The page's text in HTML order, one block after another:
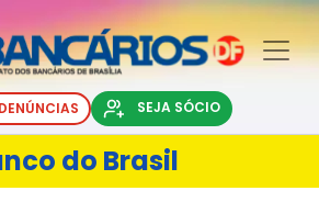
SEJA SÓCIO
do Brasil